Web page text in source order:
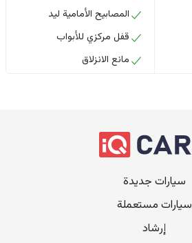
المصابيح الأمامية ليد
قفل مركزي للأبواب
مانع الانزلاق
سيارات جديدة
سيارات مستعملة
إرشاد